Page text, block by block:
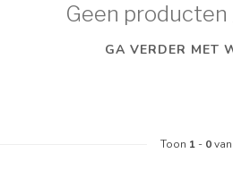
Geen producten
GA VERDER MET
Toon 1 - 0